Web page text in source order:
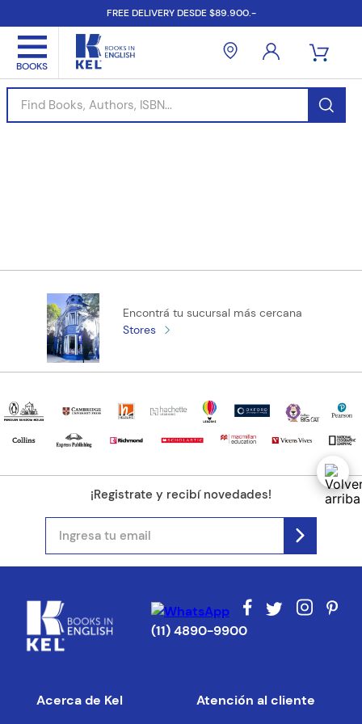
FREE DELIVERY DESDE $89.900.-
Find Books, Authors, ISBN...
Encontrá tu sucursal más cercana
Stores
¡Registrate y recibí novedades!
(11) 4890-9900
Acerca de Kel Atención al cliente